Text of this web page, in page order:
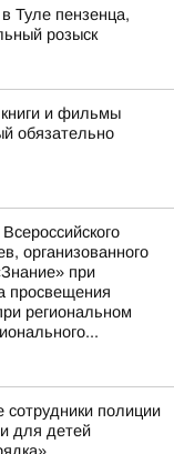
Туле пензенца,
розыск
и фильмы
обязательно
организованного
при
просвещения
региональном
полиции
для детей